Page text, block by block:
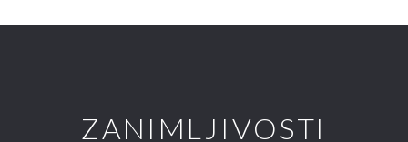
ZANIMLJIVOSTI